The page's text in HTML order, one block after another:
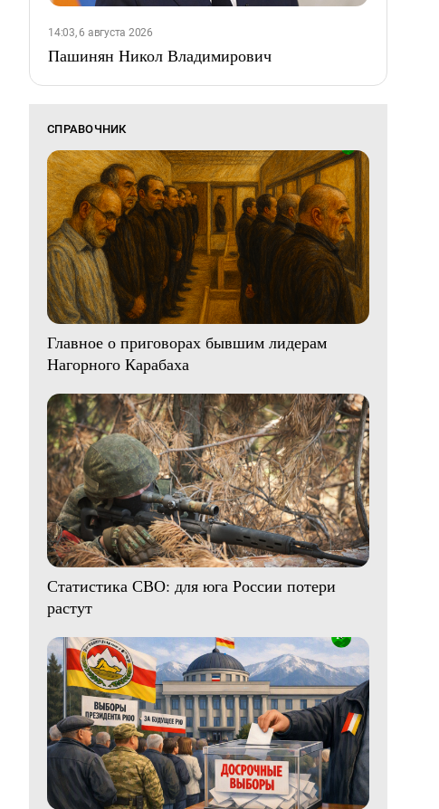
14:03, 6 августа 2026
Пашинян Никол Владимирович
СПРАВОЧНИК
Главное о приговорах бывшим лидерам
Нагорного Карабаха
Статистика СВО: для юга России потери
растут